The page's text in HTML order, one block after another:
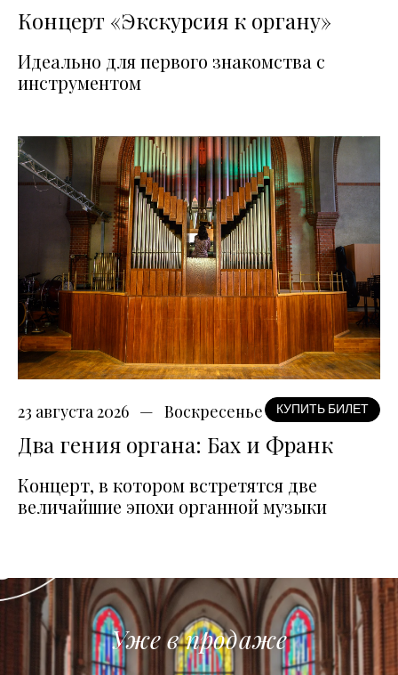
Концерт «Экскурсия к органу»
Идеально для первого знакомства с
инструментом
23 августа 2026 Воскресенье КУПИТЬ БИЛЕТ
Два гения органа: Бах и Франк
Концерт, в котором встретятся две
величайшие эпохи органной музыки
Уже в продаже